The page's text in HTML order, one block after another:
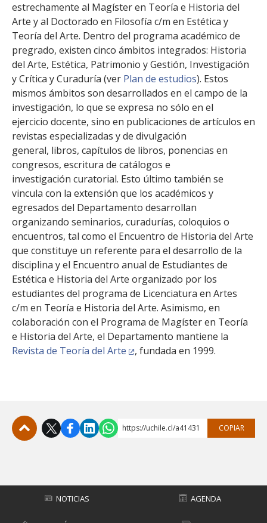
estrechamente al Magíster en Teoría e Historia del
Arte y al Doctorado en Filosofía c/m en Estética y
Teoría del Arte. Dentro del programa académico de
pregrado, existen cinco ámbitos integrados: Historia
del Arte, Estética, Patrimonio y Gestión, Investigación
y Crítica y Curaduría (ver Plan de estudios). Estos
mismos ámbitos son desarrollados en el campo de la
investigación, lo que se expresa no sólo en el
ejercicio docente, sino en publicaciones de artículos en
revistas especializadas y de divulgación
general, libros, capítulos de libros, ponencias en
congresos, escritura de catálogos e
investigación curatorial. Esto último también se
vincula con la extensión que los académicos y
egresados del Departamento desarrollan
organizando seminarios, curadurías, coloquios o
encuentros, tal como el Encuentro de Historia del Arte
que constituye un referente para el desarrollo de la
disciplina y el Encuentro anual de Estudiantes de
Estética e Historia del Arte organizado por los
estudiantes del programa de Licenciatura en Artes
c/m en Teoría e Historia del Arte. Asimismo, en
colaboración con el Programa de Magíster en Teoría
e Historia del Arte, el Departamento mantiene la
Revista de Teoría del Arte
, fundada en 1999.
https://uchile.cl/a41431 COPIAR
NOTICIAS AGENDA